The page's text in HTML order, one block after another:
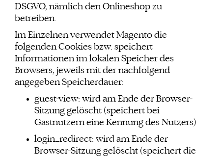
DSGVO, nämlich den Onlineshop zu
betreiben.
Im Einzelnen verwendet Magento die
folgenden Cookies bzw. speichert
Informationen im lokalen Speicher des
Browsers, jeweils mit der nachfolgend
angegeben Speicherdauer:
guest-view: wird am Ende der Browser-
Sitzung gelöscht (speichert bei
Gastnutzern eine Kennung des Nutzers)
login_redirect: wird am Ende der
Browser-Sitzung gelöscht (speichert die